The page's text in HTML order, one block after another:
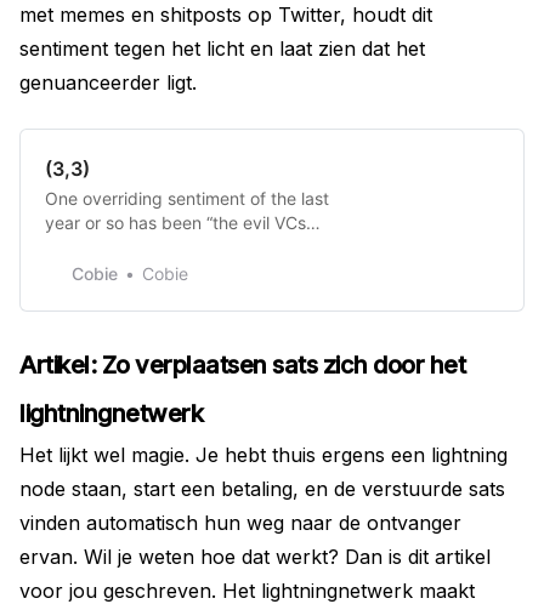
met memes en shitposts op Twitter, houdt dit
sentiment tegen het licht en laat zien dat het
genuanceerder ligt.
(3,3)
One overriding sentiment of the last
year or so has been “the evil VCs
dumping on us”. Such sentiment
projects. You can hardly blame
Cobie Cobie
Artikel: Zo verplaatsen sats zich door het
lightningnetwerk
Het lijkt wel magie. Je hebt thuis ergens een lightning
node staan, start een betaling, en de verstuurde sats
vinden automatisch hun weg naar de ontvanger
ervan. Wil je weten hoe dat werkt? Dan is dit artikel
voor jou geschreven. Het lightningnetwerk maakt